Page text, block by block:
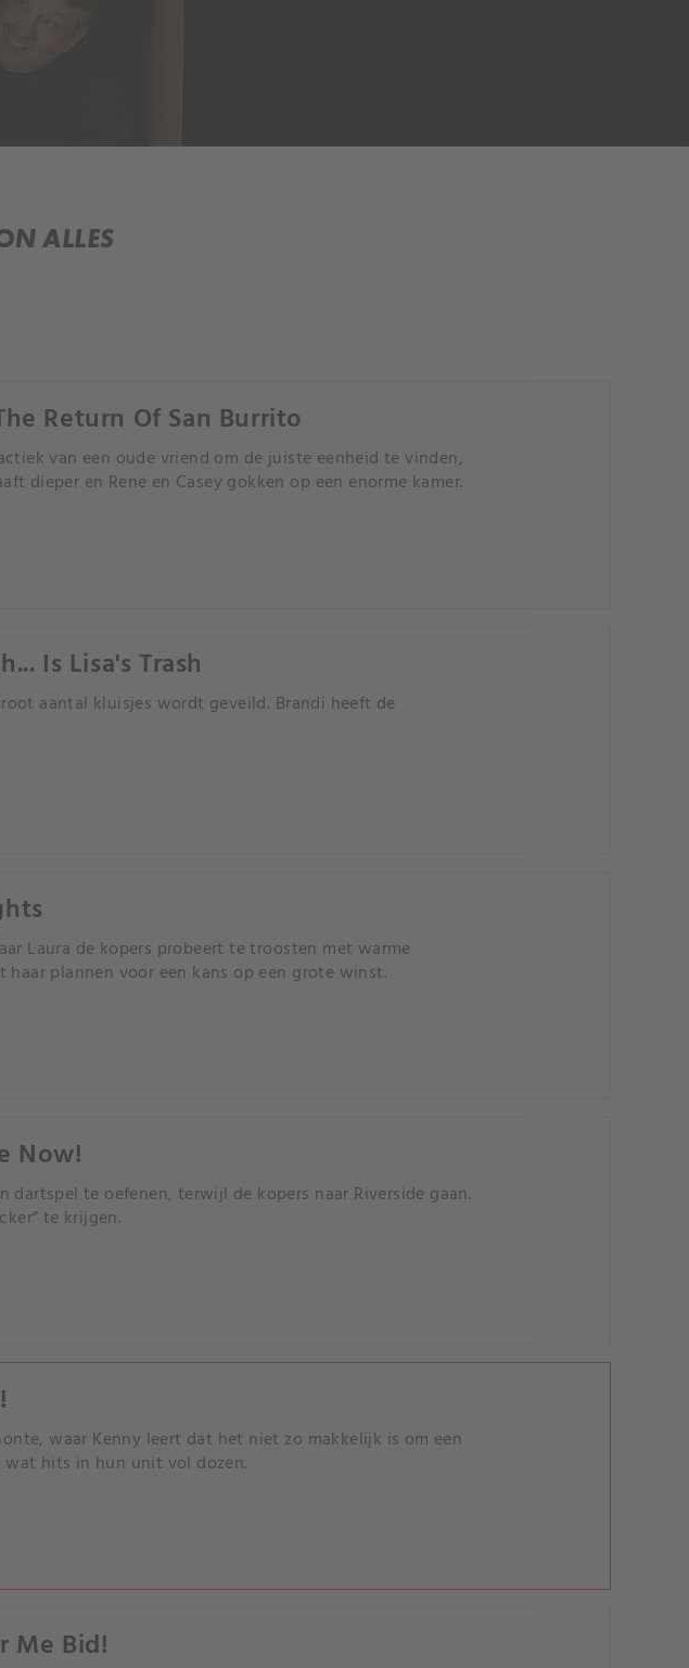
ALLES
Return Of San Burrito
van een oude vriend om de juiste eenheid te vinden,
dieper en Rene en Casey gokken op een enorme kamer.
Is Lisa's Trash
aantal kluisjes wordt geveild. Brandi heeft de
Laura de kopers probeert te troosten met warme
plannen voor een kans op een grote winst.
Now!
te oefenen, terwijl de kopers naar Riverside gaan.
te krijgen.
waar Kenny leert dat het niet zo makkelijk is om een
wat hits in hun unit vol dozen.
Me Bid!